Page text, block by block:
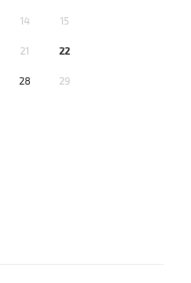
14 15
21 22
28 29